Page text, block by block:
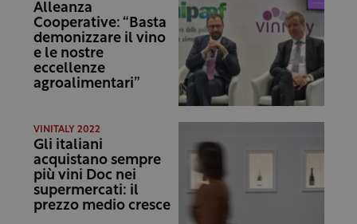
Alleanza
Cooperative: “Basta
demonizzare il vino
e le nostre
eccellenze
agroalimentari”
VINITALY 2022
Gli italiani
acquistano sempre
più vini Doc nei
supermercati: il
prezzo medio cresce